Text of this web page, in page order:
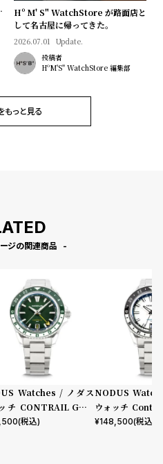
Hº M' S" WatchStore が路面店と
して名古屋に帰ってきた。
2026.07.01 Update.
投稿者
HºM'S" WatchStore 編集部
もっと見る
ジの関連商品
Watches / ノダス
チ CONTRAIL GMT
(税込)
NODUS
ウォッチ
aris
¥148,500(税込)